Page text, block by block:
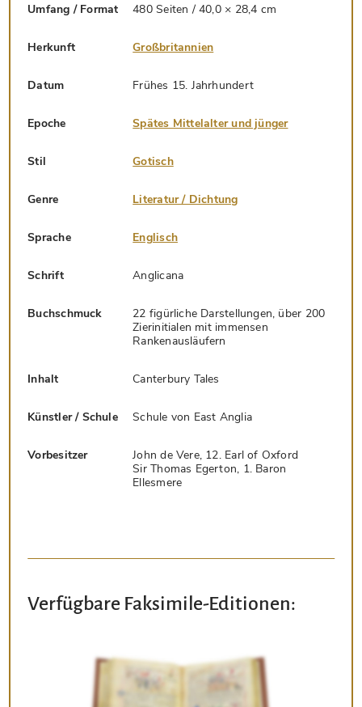
Umfang / Format 480 Seiten / 40,0 × 28,4 cm
Herkunft Großbritannien
Datum Frühes 15. Jahrhundert
Epoche Spätes Mittelalter und jünger
Stil Gotisch
Genre Literatur / Dichtung
Sprache Englisch
Schrift Anglicana
Buchschmuck
22 figürliche Darstellungen, über 200
Zierinitialen mit immensen
Rankenausläufern
Inhalt Canterbury Tales
Künstler / Schule Schule von East Anglia
Vorbesitzer
John de Vere, 12. Earl of Oxford
Sir Thomas Egerton, 1. Baron
Ellesmere
Verfügbare Faksimile-Editionen: